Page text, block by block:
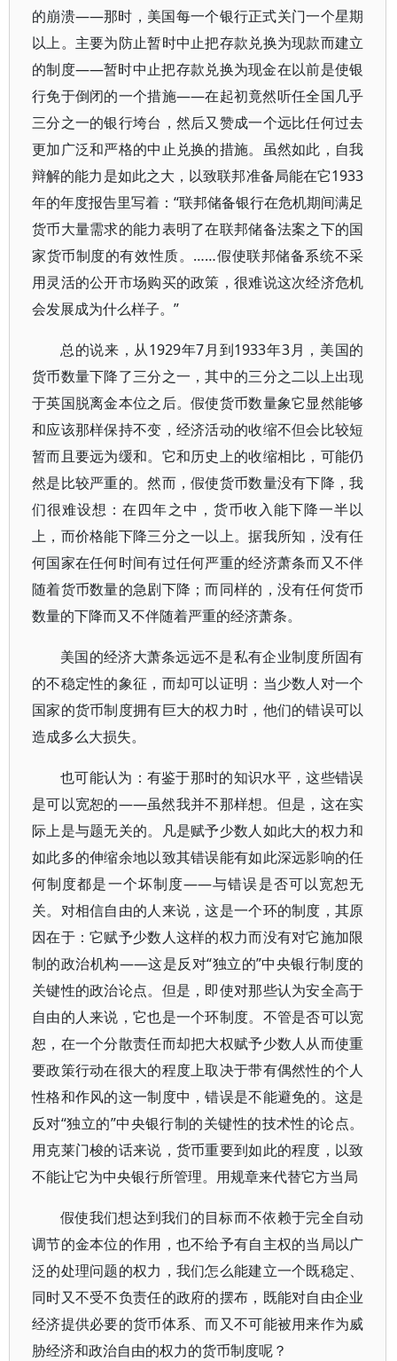
的崩溃——那时，美国每一个银行正式关门一个星期
以上。主要为防止暂时中止把存款兑换为现款而建立
的制度——暂时中止把存款兑换为现金在以前是使银
行免于倒闭的一个措施——在起初竟然听任全国几乎
三分之一的银行垮台，然后又赞成一个远比任何过去
更加广泛和严格的中止兑换的措施。虽然如此，自我
辩解的能力是如此之大，以致联邦准备局能在它1933
年的年度报告里写着：“联邦储备银行在危机期间满足
货币大量需求的能力表明了在联邦储备法案之下的国
家货币制度的有效性质。……假使联邦储备系统不采
用灵活的公开市场购买的政策，很难说这次经济危机
会发展成为什么样子。”
总的说来，从1929年7月到1933年3月，美国的
货币数量下降了三分之一，其中的三分之二以上出现
于英国脱离金本位之后。假使货币数量象它显然能够
和应该那样保持不变，经济活动的收缩不但会比较短
暂而且要远为缓和。它和历史上的收缩相比，可能仍
然是比较严重的。然而，假使货币数量没有下降，我
们很难设想：在四年之中，货币收入能下降一半以
上，而价格能下降三分之一以上。据我所知，没有任
何国家在任何时间有过任何严重的经济萧条而又不伴
随着货币数量的急剧下降；而同样的，没有任何货币
数量的下降而又不伴随着严重的经济萧条。
美国的经济大萧条远远不是私有企业制度所固有
的不稳定性的象征，而却可以证明：当少数人对一个
国家的货币制度拥有巨大的权力时，他们的错误可以
造成多么大损失。
也可能认为：有鉴于那时的知识水平，这些错误
是可以宽恕的——虽然我并不那样想。但是，这在实
际上是与题无关的。凡是赋予少数人如此大的权力和
如此多的伸缩余地以致其错误能有如此深远影响的任
何制度都是一个坏制度——与错误是否可以宽恕无
关。对相信自由的人来说，这是一个环的制度，其原
因在于：它赋予少数人这样的权力而没有对它施加限
制的政治机构——这是反对“独立的”中央银行制度的
关键性的政治论点。但是，即使对那些认为安全高于
自由的人来说，它也是一个环制度。不管是否可以宽
恕，在一个分散责任而却把大权赋予少数人从而使重
要政策行动在很大的程度上取决于带有偶然性的个人
性格和作风的这一制度中，错误是不能避免的。这是
反对“独立的”中央银行制的关键性的技术性的论点。
用克莱门梭的话来说，货币重要到如此的程度，以致
不能让它为中央银行所管理。用规章来代替它方当局
假使我们想达到我们的目标而不依赖于完全自动
调节的金本位的作用，也不给予有自主权的当局以广
泛的处理问题的权力，我们怎么能建立一个既稳定、
同时又不受不负责任的政府的摆布，既能对自由企业
经济提供必要的货币体系、而又不可能被用来作为威
胁经济和政治自由的权力的货币制度呢？